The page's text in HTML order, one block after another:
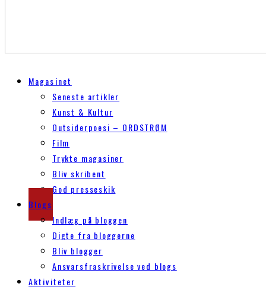
Magasinet
Seneste artikler
Kunst & Kultur
Outsiderpoesi – ORDSTRØM
Film
Trykte magasiner
Bliv skribent
God presseskik
Blogs
Indlæg på bloggen
Digte fra bloggerne
Bliv blogger
Ansvarsfraskrivelse ved blogs
Aktiviteter